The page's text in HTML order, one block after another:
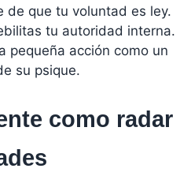
de que tu voluntad es ley.
tu autoridad interna.
pequeña acción como un
su psique.
como radar